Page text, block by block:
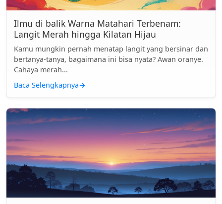
Ilmu di balik Warna Matahari Terbenam:
Langit Merah hingga Kilatan Hijau
Kamu mungkin pernah menatap langit yang bersinar dan
bertanya-tanya, bagaimana ini bisa nyata? Awan oranye.
Cahaya merah...
Baca Selengkapnya→